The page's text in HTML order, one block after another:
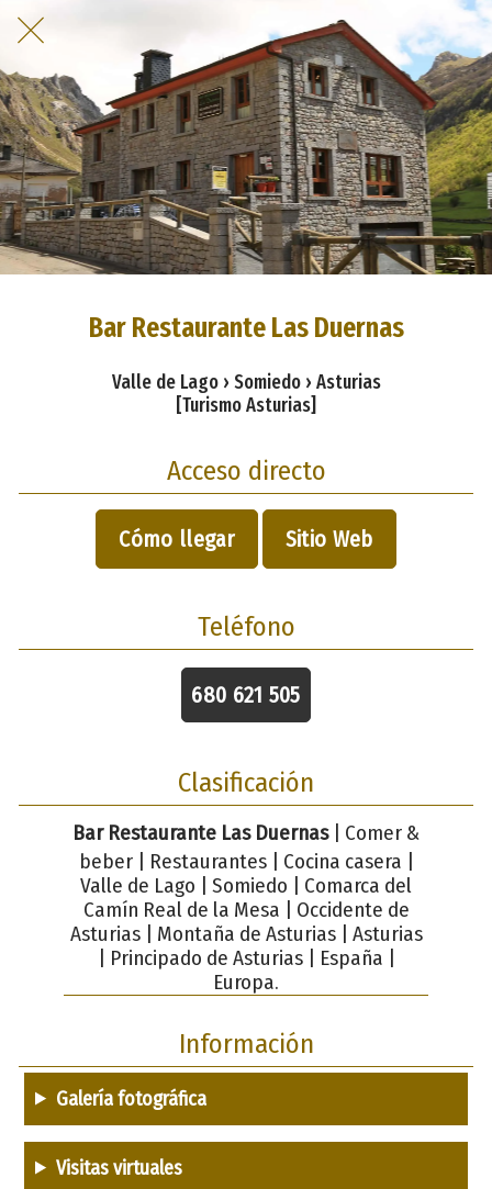
Bar Restaurante Las Duernas
Valle de Lago › Somiedo › Asturias
[Turismo Asturias]
Acceso directo
Cómo llegar Sitio Web
Teléfono
680 621 505
Clasificación
Bar Restaurante Las Duernas| Comer &
beber | Restaurantes | Cocina casera |
Valle de Lago | Somiedo | Comarca del
Camín Real de la Mesa | Occidente de
Asturias | Montaña de Asturias | Asturias
| Principado de Asturias | España |
Europa.
Información
Galería fotográfica
Visitas virtuales